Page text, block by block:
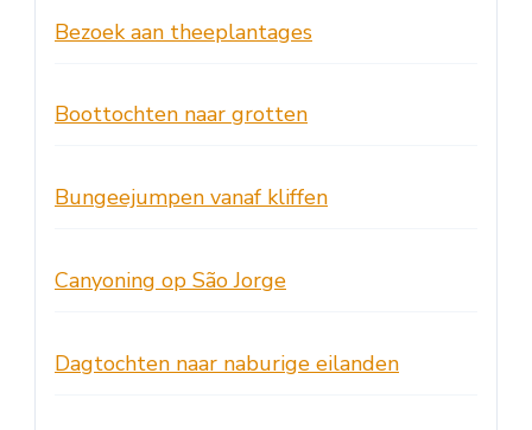
Bezoek aan theeplantages
Boottochten naar grotten
Bungeejumpen vanaf kliffen
Canyoning op São Jorge
Dagtochten naar naburige eilanden